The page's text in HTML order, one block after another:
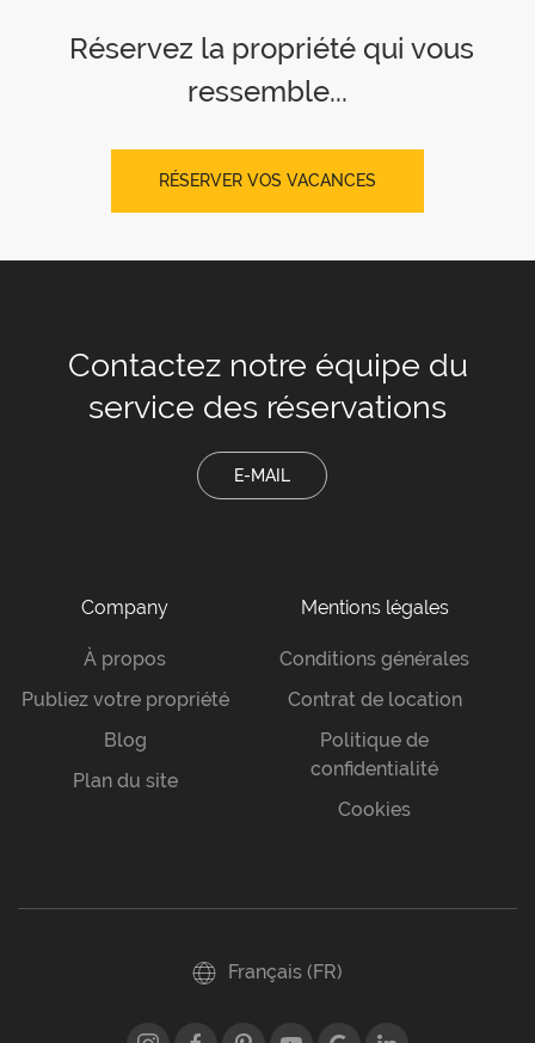
Réservez la propriété qui vous
ressemble...
RÉSERVER VOS VACANCES
Contactez notre équipe du
service des réservations
E-MAIL
Company
À propos
Publiez votre propriété
Blog
Plan du site
Mentions légales
Conditions générales
Contrat de location
Politique de
confidentialité
Cookies
Français (FR)